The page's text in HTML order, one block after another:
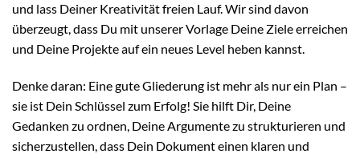
und lass Deiner Kreativität freien Lauf. Wir sind davon
überzeugt, dass Du mit unserer Vorlage Deine Ziele erreichen
und Deine Projekte auf ein neues Level heben kannst.
Denke daran: Eine gute Gliederung ist mehr als nur ein Plan –
sie ist Dein Schlüssel zum Erfolg! Sie hilft Dir, Deine
Gedanken zu ordnen, Deine Argumente zu strukturieren und
sicherzustellen, dass Dein Dokument einen klaren und